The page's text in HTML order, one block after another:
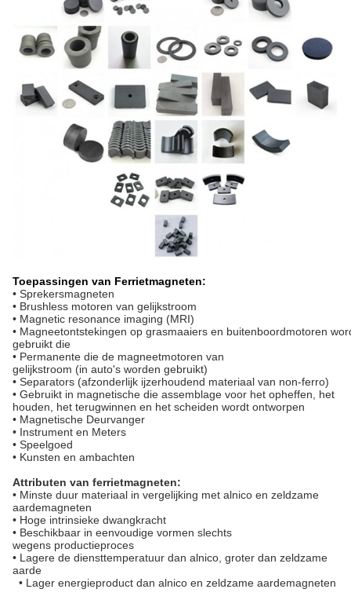
Toepassingen van Ferrietmagneten:
• Sprekersmagneten
• Brushless motoren van gelijkstroom
• Magnetic resonance imaging (MRI)
• Magneetontstekingen op grasmaaiers en buitenboordmotoren
gebruikt die
• Permanente die de magneetmotoren van
gelijkstroom (in auto's worden gebruikt)
• Separators (afzonderlijk ijzerhoudend materiaal van non-ferro)
• Gebruikt in magnetische die assemblage voor het opheffen, het
houden, het terugwinnen en het scheiden wordt ontworpen
• Magnetische Deurvanger
• Instrument en Meters
• Speelgoed
• Kunsten en ambachten
Attributen van ferrietmagneten:
• Minste duur materiaal in vergelijking met alnico en zeldzame
aardemagneten
• Hoge intrinsieke dwangkracht
• Beschikbaar in eenvoudige vormen slechts
wegens productieproces
• Lagere de diensttemperatuur dan alnico, groter dan zeldzame
aarde
• Lager energieproduct dan alnico en zeldzame aardemagneten